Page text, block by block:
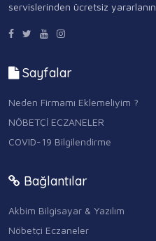
servislerinden ücretsiz yararlanın.
Sayfalar
Neden Firmamı Eklemeliyim ?
NÖBETÇİ ECZANELER
COVID-19 Bilgilendirme
Bağlantılar
Akbim Bilgisayar & Yazılım
Nöbetçi Eczaneler